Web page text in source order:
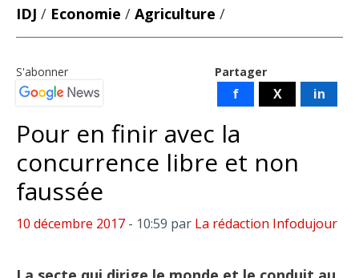
IDJ / Economie / Agriculture /
Partager
f X in
S'abonner
Pour en finir avec la
concurrence libre et non
faussée
10 décembre 2017 - 10:59 par La rédaction Infodujour